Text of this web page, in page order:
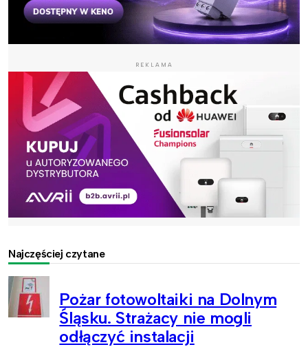
REKLAMA
Najczęściej czytane
Pożar fotowoltaiki na Dolnym
Śląsku. Strażacy nie mogli
odłączyć instalacji